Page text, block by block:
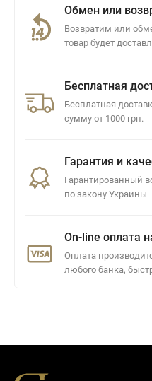
Обмен или
Возвратим или
товар будет
Бесплатная
Бесплатная
сумму от 1000 грн.
Гарантия и
Гарантированный
по закону Украины
On-line оплата
Оплата
любого банка,